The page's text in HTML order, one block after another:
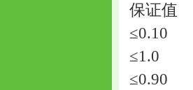
保证值
≤0.10
≤1.0
≤0.90